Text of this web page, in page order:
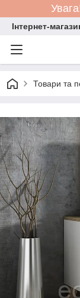
Інтернет-
Товари та